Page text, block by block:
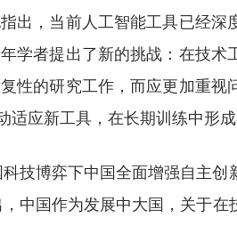
出，当前人工智能工具已经深
学者提出了新的挑战：在技术
性的研究工作，而应更加重视
应新工具，在长期训练中形成
技博弈下中国全面增强自主创
中国作为发展中大国，关于在